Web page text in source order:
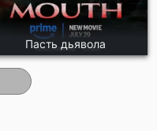
Пасть дьявола